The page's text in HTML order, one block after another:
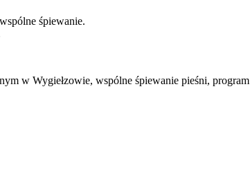
śpiewanie.
w Wygiełzowie, wspólne śpiewanie pieśni,